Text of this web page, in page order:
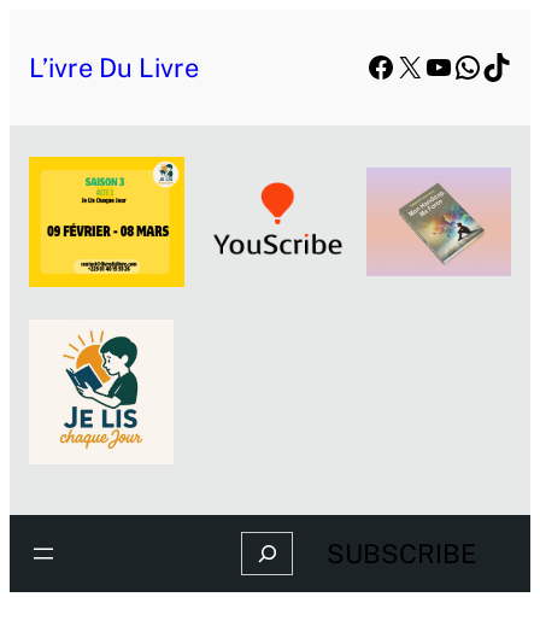
L’ivre Du Livre Facebook
X YouTube
Search SUBSCRIBE